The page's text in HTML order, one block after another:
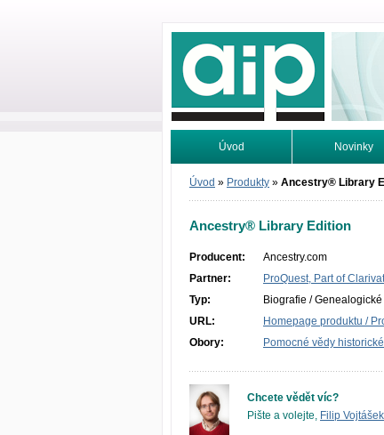
Odborné
Úvod Novinky
Vyhledávání Tutoriály
Úvod » Produkty » Ancestry® Library
Ancestry® Library Edition
Producent:
Ancestry.com
Partner:
ProQuest, Part of
Typ:
Biografie /
URL:
Homepage produktu /
Obory:
Pomocné vědy
Chcete vědět víc?
Pište a volejte, Filip Vojtášek